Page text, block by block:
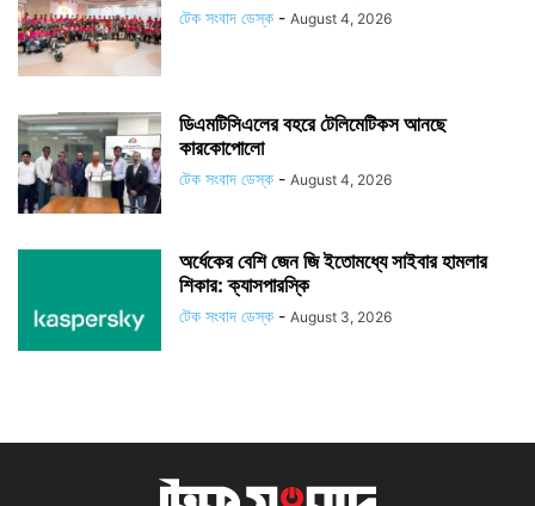
টেক সংবাদ ডেস্ক - August 4, 2026
ডিএমটিসিএলের বহরে টেলিমেটিকস আনছে
কারকোপোলো
টেক সংবাদ ডেস্ক - August 4, 2026
অর্ধেকের বেশি জেন জি ইতোমধ্যে সাইবার হামলার
শিকার: ক্যাসপারস্কি
টেক সংবাদ ডেস্ক - August 3, 2026